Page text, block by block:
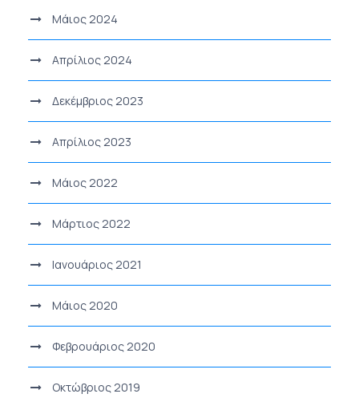
Μάιος 2024
Απρίλιος 2024
Δεκέμβριος 2023
Απρίλιος 2023
Μάιος 2022
Μάρτιος 2022
Ιανουάριος 2021
Μάιος 2020
Φεβρουάριος 2020
Οκτώβριος 2019